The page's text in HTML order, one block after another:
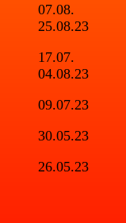
07.08.
25.08.23
17.07.
04.08.23
09.07.23
30.05.23
26.05.23